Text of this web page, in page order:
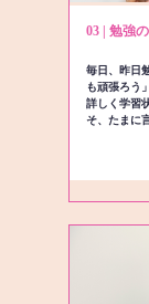
03 | 勉強
毎日、昨日
も頑張ろう
詳しく学習
そ、たまに